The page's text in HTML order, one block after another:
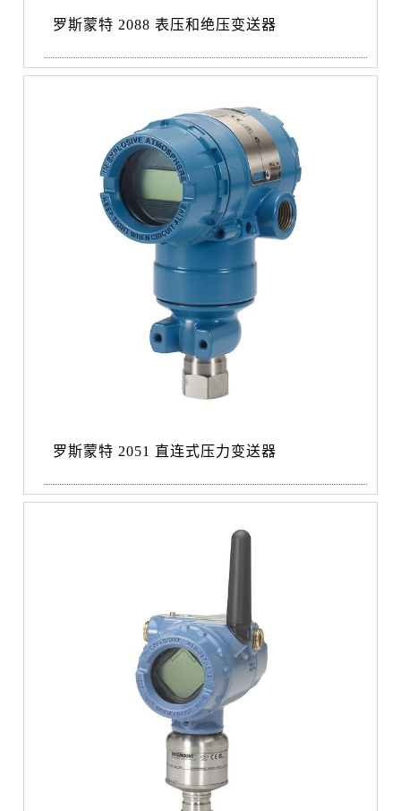
罗斯蒙特 2088 表压和绝压变送器
罗斯蒙特 2051 直连式压力变送器